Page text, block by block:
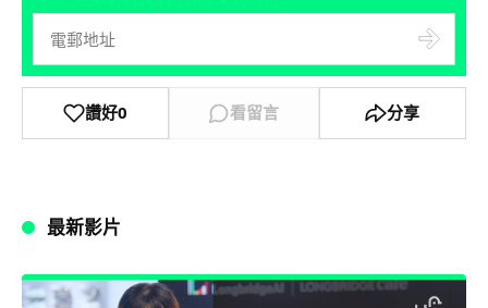
讚好0 看留言 分享
最新影片